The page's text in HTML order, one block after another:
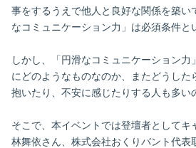
事をするうえで他人と良好な関係を築い
なコミュニケーション力」は必須条件と
しかし、「円滑なコミュニケーション力
にどのようなものなのか、またどうした
抱いたり、不安に感じたりする人も多い
そこで、本イベントでは登壇者としてキ
林舞依さん、株式会社おくりバント代表